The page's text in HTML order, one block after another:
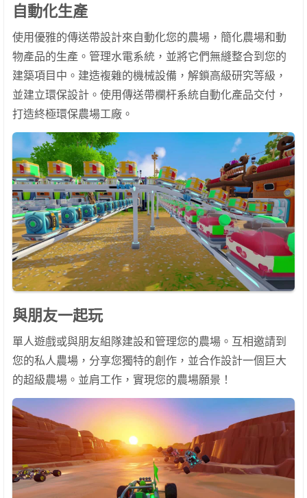
自動化生產
使用優雅的傳送帶設計來自動化您的農場，簡化農場和動
物產品的生產。管理水電系統，並將它們無縫整合到您的
建築項目中。建造複雜的機械設備，解鎖高級研究等級，
並建立環保設計。使用傳送帶欄杆系統自動化產品交付，
打造終極環保農場工廠。
與朋友一起玩
單人遊戲或與朋友組隊建設和管理您的農場。互相邀請到
您的私人農場，分享您獨特的創作，並合作設計一個巨大
的超級農場。並肩工作，實現您的農場願景！